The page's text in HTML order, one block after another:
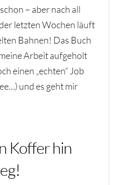
– aber nach all
letzten Wochen läuft
Bahnen! Das Buch
Arbeit aufgeholt
einen „echten“ Job
und es geht mir
Koffer hin